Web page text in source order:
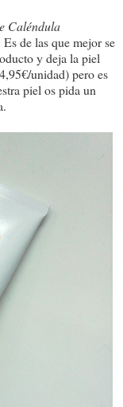
Caléndula
de las que mejor se
y deja la piel
unidad) pero es
piel os pida un